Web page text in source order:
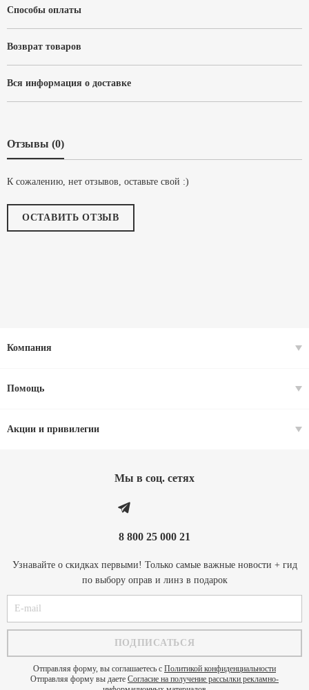
Способы оплаты
Возврат товаров
Вся информация о доставке
Отзывы (0)
К сожалению, нет отзывов, оставьте свой :)
ОСТАВИТЬ ОТЗЫВ
Компания
Помощь
Акции и привилегии
Мы в соц. cетях
8 800 25 000 21
Узнавайте о скидках первыми! Только самые важные новости + гид
по выбору оправ и линз в подарок
Отправляя форму, вы соглашаетесь с Политикой конфиденциальности
Отправляя форму вы даете Согласие на получение рассылки рекламно-